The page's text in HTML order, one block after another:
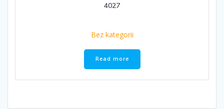
4027
Bez kategorii
Read more